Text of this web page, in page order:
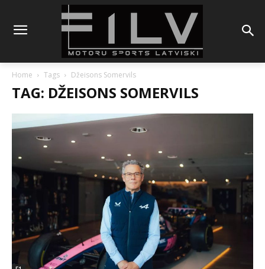
Home Tags Džeisons Somervils
TAG: DŽEISONS SOMERVILS